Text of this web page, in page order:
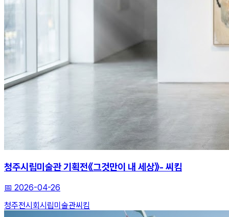
청주시립미술관 기획전《그것만이 내 세상》- 씨킴
📅 2026-04-26
청주전시회시립미술관씨킴